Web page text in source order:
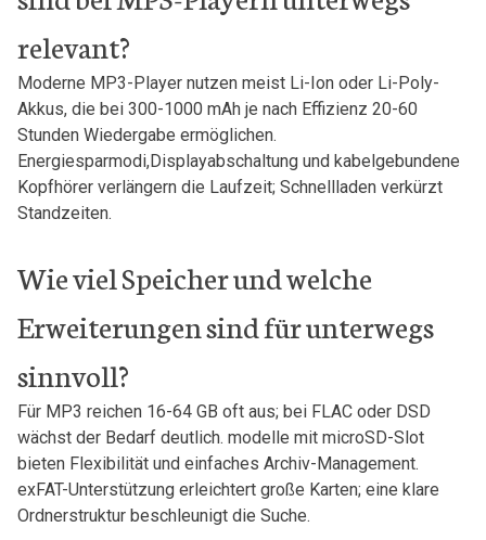
relevant?
Moderne MP3-Player nutzen meist Li-Ion oder Li-Poly-
Akkus, die ​bei 300-1000 ​mAh je nach Effizienz 20-60
Stunden Wiedergabe ermöglichen.⁤
Energiesparmodi,Displayabschaltung und kabelgebundene
Kopfhörer verlängern die‌ Laufzeit; Schnellladen verkürzt‍
Standzeiten.
Wie ‍viel Speicher und welche
Erweiterungen⁣ sind für unterwegs⁢
sinnvoll?
Für MP3 reichen 16-64 GB oft aus; bei FLAC oder DSD
wächst der Bedarf deutlich. modelle mit microSD-Slot
bieten Flexibilität und einfaches Archiv-Management.
exFAT-Unterstützung erleichtert große Karten; eine klare⁣
Ordnerstruktur beschleunigt die Suche.